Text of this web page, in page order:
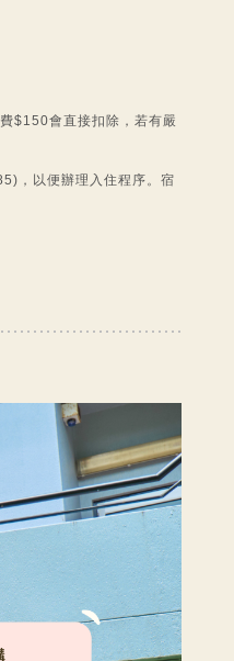
$150會直接扣除，若有嚴
，以便辦理入住程序。宿